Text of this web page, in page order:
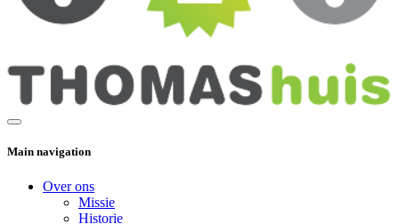
Main navigation
Over ons
Missie
Historie